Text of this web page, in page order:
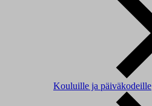
Kouluille ja päiväkodeille